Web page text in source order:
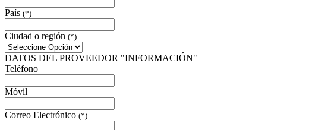
País (*)
Ciudad o región (*)
DATOS DEL PROVEEDOR "INFORMACIÓN"
Teléfono
Móvil
Correo Electrónico (*)